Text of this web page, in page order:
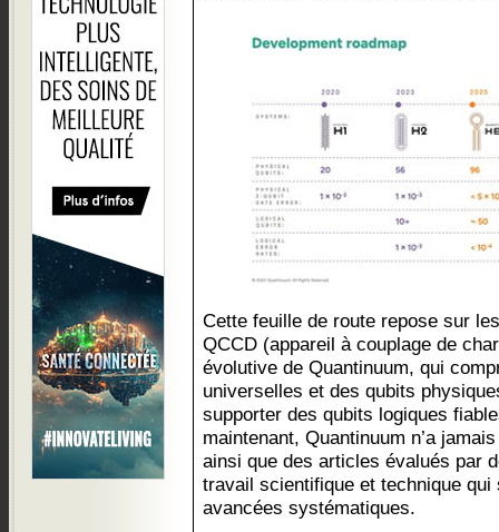
Cette feuille de route repose sur
QCCD (appareil à couplage de
évolutive de Quantinuum, qui
universelles et des qubits
supporter des qubits logiques
maintenant, Quantinuum n’a
ainsi que des articles évalués par
travail scientifique et technique
avancées systématiques.